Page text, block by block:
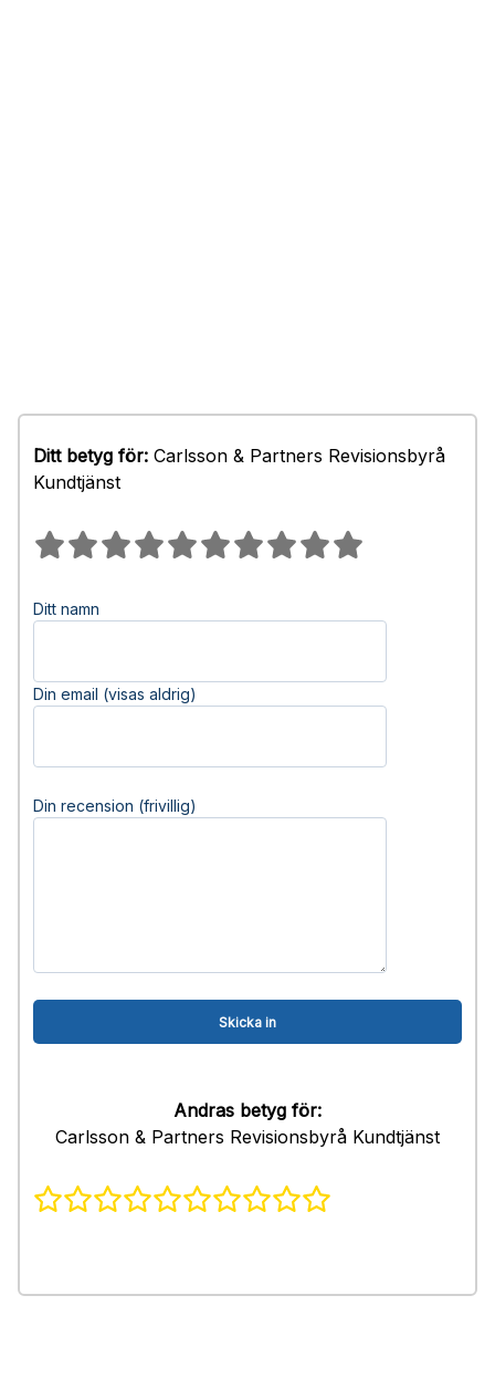
Ditt betyg för: Carlsson & Partners Revisionsbyrå
Kundtjänst
Ditt namn
Din email (visas aldrig)
Din recension (frivillig)
Andras betyg för:
Carlsson & Partners Revisionsbyrå Kundtjänst